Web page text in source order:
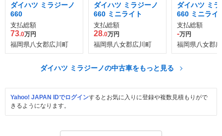
ダイハツ ミラジーノ
660
支払総額
73.0万円
福岡県八女郡広川町
ダイハツ ミラジーノ
660 ミニライト
支払総額
28.0万円
福岡県八女郡広川町
ダイハツ ミ
660 ミニライ
シャルターボ
支払総額
-万円
福岡県八女郡
ダイハツ ミラジーノの中古車をもっと見る
Yahoo! JAPAN IDでログインするとお気に入りに登録や複数見積もりがで
きるようになります。